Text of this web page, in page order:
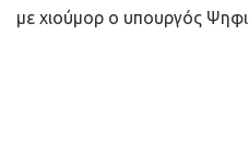
με χιούμορ ο υπουργός